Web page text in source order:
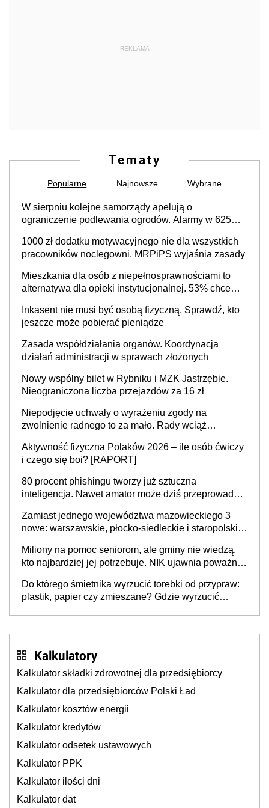
REKLAMA
Tematy
Popularne Najnowsze Wybrane
W sierpniu kolejne samorządy apelują o
ograniczenie podlewania ogrodów. Alarmy w 625
cały kraj
1000 zł dodatku motywacyjnego nie dla wszystkich
pracowników noclegowni. MRPiPS wyjaśnia zasady
Mieszkania dla osób z niepełnosprawnościami to
alternatywa dla opieki instytucjonalnej. 53% chce
Inkasent nie musi być osobą fizyczną. Sprawdź, kto
jeszcze może pobierać pieniądze
Zasada współdziałania organów. Koordynacja
działań administracji w sprawach złożonych
Nowy wspólny bilet w Rybniku i MZK Jastrzębie.
Nieograniczona liczba przejazdów za 16 zł
Niepodjęcie uchwały o wyrażeniu zgody na
zwolnienie radnego to za mało. Rady wciąż
sprawy
Aktywność fizyczna Polaków 2026 – ile osób ćwiczy
i czego się boi? [RAPORT]
80 procent phishingu tworzy już sztuczna
inteligencja. Nawet amator może dziś przeprowadzić
Zamiast jednego województwa mazowieckiego 3
nowe: warszawskie, płocko-siedleckie i staropolskie.
stołecznych
Miliony na pomoc seniorom, ale gminy nie wiedzą,
kto najbardziej jej potrzebuje. NIK ujawnia poważną
Do którego śmietnika wyrzucić torebki od przypraw:
plastik, papier czy zmieszane? Gdzie wyrzucić
Kalkulatory
Kalkulator składki zdrowotnej dla przedsiębiorcy
Kalkulator dla przedsiębiorców Polski Ład
Kalkulator kosztów energii
Kalkulator kredytów
Kalkulator odsetek ustawowych
Kalkulator PPK
Kalkulator ilości dni
Kalkulator dat